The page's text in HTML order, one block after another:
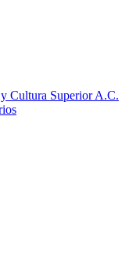
Cultura Superior A.C.